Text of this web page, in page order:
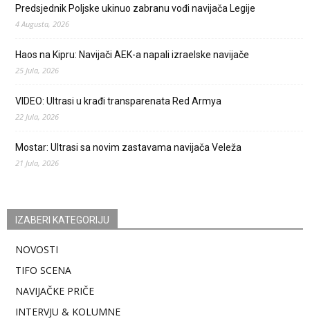
Predsjednik Poljske ukinuo zabranu vođi navijača Legije
4 Augusta, 2026
Haos na Kipru: Navijači AEK-a napali izraelske navijače
25 Jula, 2026
VIDEO: Ultrasi u krađi transparenata Red Armya
22 Jula, 2026
Mostar: Ultrasi sa novim zastavama navijača Veleža
21 Jula, 2026
IZABERI KATEGORIJU
NOVOSTI
TIFO SCENA
NAVIJAČKE PRIČE
INTERVJU & KOLUMNE